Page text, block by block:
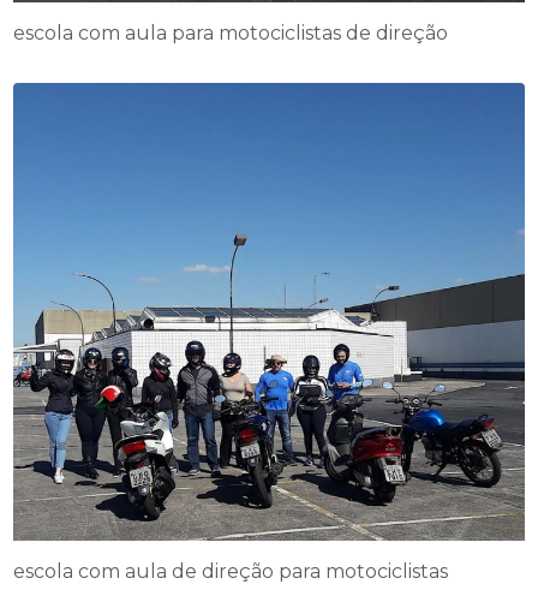
escola com aula para motociclistas de direção
escola com aula de direção para motociclistas